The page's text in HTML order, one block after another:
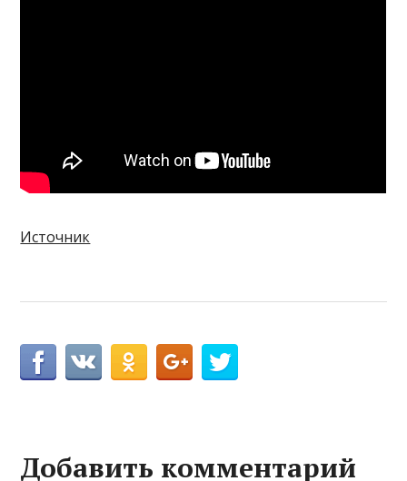
Источник
Добавить комментарий